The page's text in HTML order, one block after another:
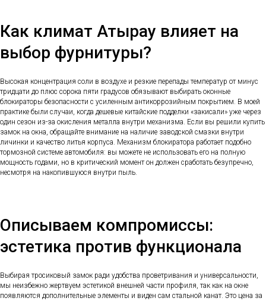
Как климат Атырау влияет на
выбор фурнитуры?
Высокая концентрация соли в воздухе и резкие перепады температур от минус
тридцати до плюс сорока пяти градусов обязывают выбирать оконные
блокираторы безопасности с усиленным антикоррозийным покрытием. В моей
практике были случаи, когда дешевые китайские подделки «закисали» уже через
один сезон из-за окисления металла внутри механизма. Если вы решили купить
замок на окна, обращайте внимание на наличие заводской смазки внутри
личинки и качество литья корпуса. Механизм блокиратора работает подобно
тормозной системе автомобиля: вы можете не использовать его на полную
мощность годами, но в критический момент он должен сработать безупречно,
несмотря на накопившуюся внутри пыль.
Описываем компромиссы:
эстетика против функционала
Выбирая тросиковый замок ради удобства проветривания и универсальности,
мы неизбежно жертвуем эстетикой внешней части профиля, так как на окне
появляются дополнительные элементы и виден сам стальной канат. Это цена за